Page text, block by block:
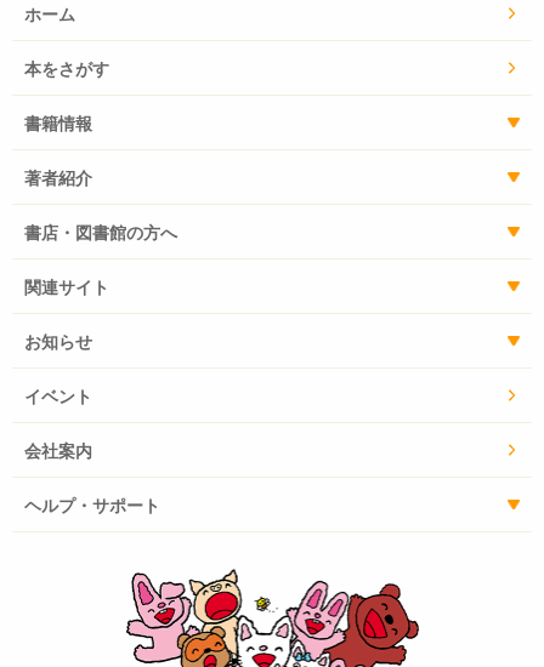
ホーム
本をさがす
書籍情報
著者紹介
書店・図書館の方へ
関連サイト
お知らせ
イベント
会社案内
ヘルプ・サポート